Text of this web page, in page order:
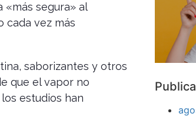
segura» al
cada vez más
saborizantes y otros
que el vapor no
estudios han